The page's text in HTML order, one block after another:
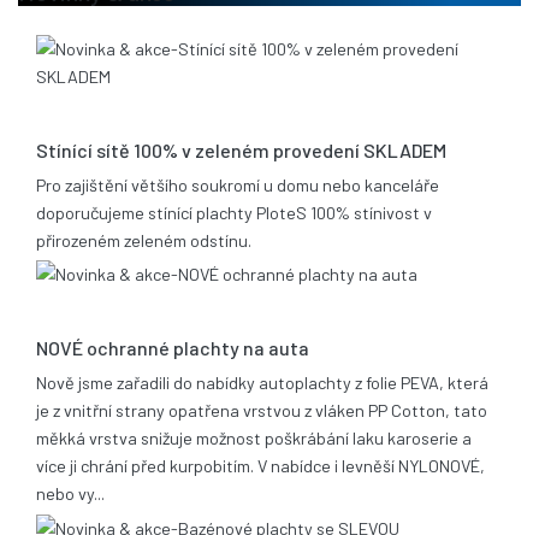
Stínící sítě 100% v zeleném provedení SKLADEM
Pro zajištění většího soukromí u domu nebo kanceláře
doporučujeme stínící plachty PloteS 100% stínivost v
přirozeném zeleném odstínu.
NOVÉ ochranné plachty na auta
Nově jsme zařadili do nabídky autoplachty z folie PEVA, která
je z vnitřní strany opatřena vrstvou z vláken PP Cotton, tato
měkká vrstva snižuje možnost poškrábání laku karoserie a
více ji chrání před kurpobitím. V nabídce i levněší NYLONOVÉ,
nebo vy...